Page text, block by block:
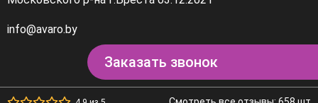
info@avaro.by
Заказать звонок